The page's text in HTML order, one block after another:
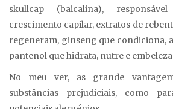
skullcap (baicalina),
crescimento capilar, extratos de
regeneram, ginseng que condiciona,
pantenol que hidrata, nutre e
No meu ver, as grande
substâncias prejudiciais, como